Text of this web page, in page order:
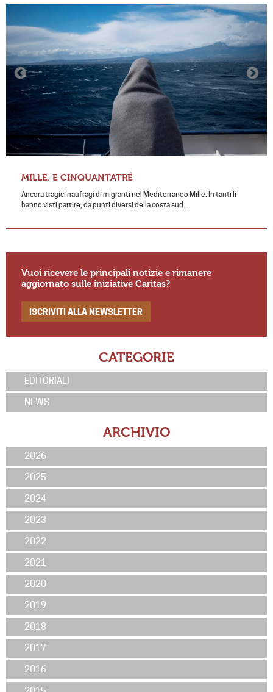
MILLE. E CINQUANTATRÉ
Ancora tragici naufragi di migranti nel Mediterraneo Mille. In tanti li
hanno visti partire, da punti diversi della costa sud…
Vuoi ricevere le principali notizie e rimanere
aggiornato sulle iniziative Caritas?
ISCRIVITI ALLA NEWSLETTER
CATEGORIE
EDITORIALI
NEWS
ARCHIVIO
2026
2025
2024
2023
2022
2021
2020
2019
2018
2017
2016